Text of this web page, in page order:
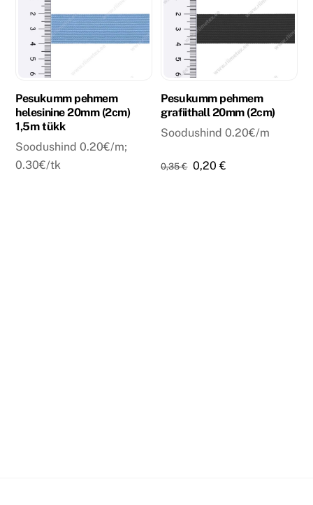
Pesukumm pehmem
helesinine 20mm (2cm)
1,5m tükk
Soodushind 0.20€/m;
0.30€/tk
Pesukumm pehmem
grafiithall 20mm (2cm)
Soodushind 0.20€/m
0,35€ Algne
0,20€